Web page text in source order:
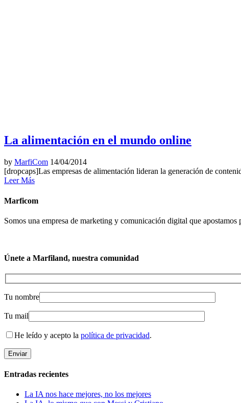
La alimentación en el mundo online
by MarfiCom 14/04/2014
[dropcaps]Las empresas de alimentación lideran la generación de
Leer Más
Marficom
Somos una empresa de marketing y comunicación digital que
Únete a Marfiland, nuestra comunidad
Tu nombre
Tu mail
He leído y acepto la política de privacidad.
Entradas recientes
La IA nos hace mejores, no los mejores